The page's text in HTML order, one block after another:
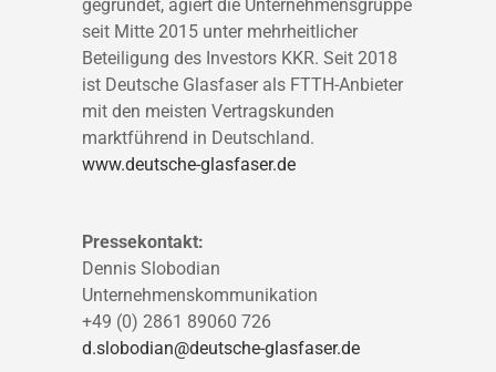
gegründet, agiert die Unternehmensgruppe
seit Mitte 2015 unter mehrheitlicher
Beteiligung des Investors KKR. Seit 2018
ist Deutsche Glasfaser als FTTH-Anbieter
mit den meisten Vertragskunden
marktführend in Deutschland.
www.deutsche-glasfaser.de
Pressekontakt:
Dennis Slobodian
Unternehmenskommunikation
+49 (0) 2861 89060 726
d.slobodian@deutsche-glasfaser.de